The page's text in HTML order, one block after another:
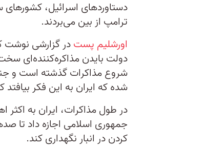
دستاوردهای اسرائیل، کشورهای
ترامپ از بین می‌بردند.
اورشلیم پستدر گزارشی نوشت
دولت بایدن مذاکره‌کننده‌ای
شروع مذاکرات گذشته است و
شده که ایران به این فکر
در طول مذاکرات، ایران به
جمهوری اسلامی اجازه داد تا
کردن در انبار نگهداری کند.